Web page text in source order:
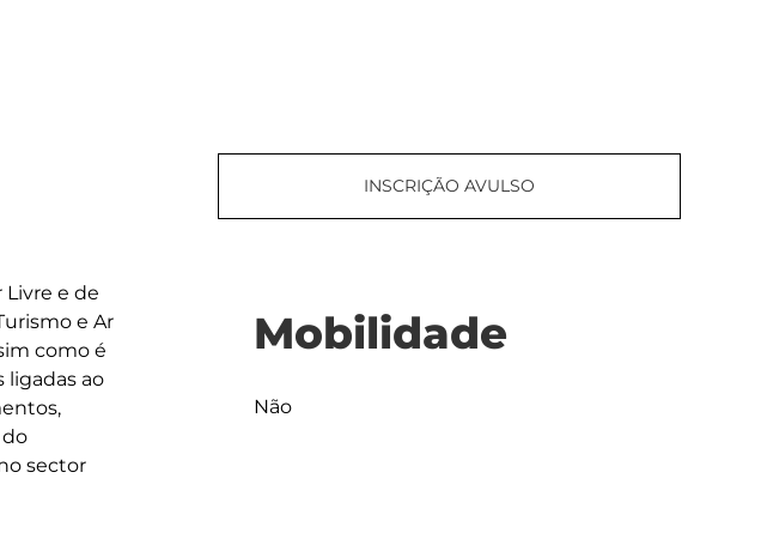
Livre e de
e Ar
como é
ligadas ao
sector
INSCRIÇÃO AVULSO
Mobilidade
Não